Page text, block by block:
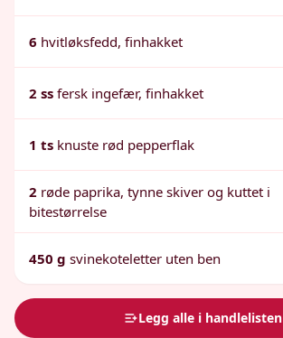
6 hvitløksfedd, finhakket
2 ss fersk ingefær, finhakket
1 ts knuste rød pepperflak
2 røde paprika, tynne skiver og kuttet i
bitestørrelse
450 g svinekoteletter uten ben
Legg alle i handlelisten